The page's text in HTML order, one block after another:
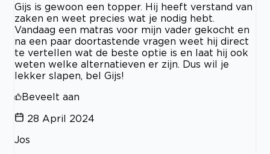
Gijs is gewoon een topper. Hij heeft verstand van
zaken en weet precies wat je nodig hebt.
Vandaag een matras voor mijn vader gekocht en
na een paar doortastende vragen weet hij direct
te vertellen wat de beste optie is en laat hij ook
weten welke alternatieven er zijn. Dus wil je
lekker slapen, bel Gijs!
Beveelt aan
28 April 2024
Jos